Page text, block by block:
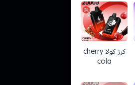
كرز كولا cherry
cola